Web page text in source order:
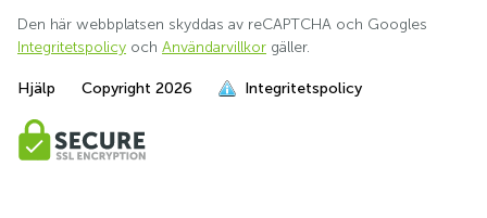
Den här webbplatsen skyddas av reCAPTCHA och Googles
Integritetspolicy och Användarvillkor gäller.
Hjälp Copyright 2026 Integritetspolicy